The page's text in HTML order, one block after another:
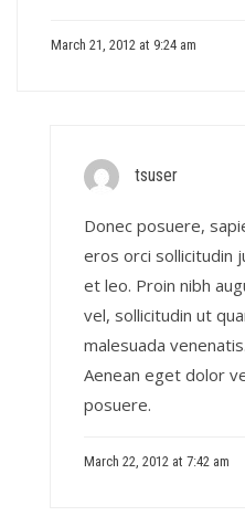
March 21, 2012 at 9:24 am
tsuser
Donec posuere,
eros orci sollicitudin
et leo. Proin nibh
vel, sollicitudin ut
malesuada
Aenean eget dolor
posuere.
March 22, 2012 at 7:42 am